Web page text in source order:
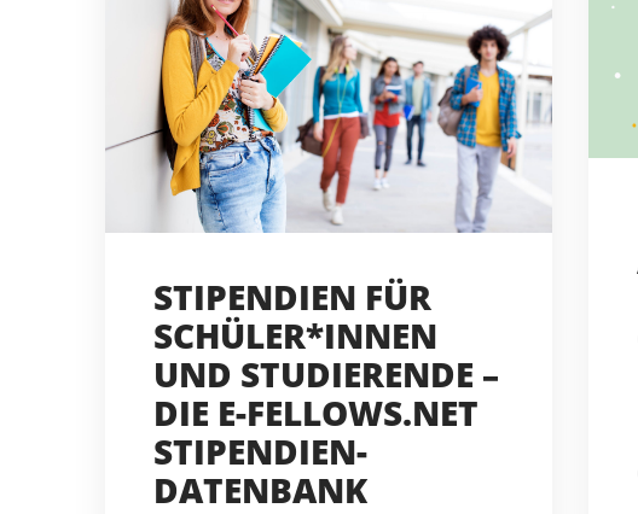
STIPENDIEN FÜR
SCHÜLER*INNEN
UND STUDIERENDE –
DIE E-FELLOWS.NET
STIPENDIEN-
DATENBANK